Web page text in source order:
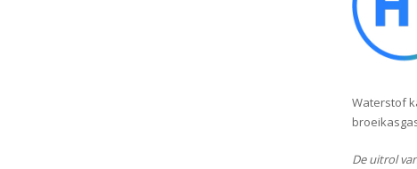
Waterstof
De uitrol